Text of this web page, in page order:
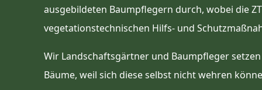
ausgebildeten Baumpflegern durch, wobei die
vegetationstechnischen Hilfs- und
Wir Landschaftsgärtner und Baumpfleger
Bäume, weil sich diese selbst nicht wehren